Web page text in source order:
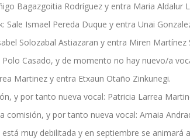
Bagazgoitia Rodríguez y entra Maria Aldalur
Sale Ismael Pereda Duque y entra Unai
Solozabal Astiazaran y entra Miren Martínez
Polo Casado, y de momento no hay nuevo/a
Martinez y entra Etxaun Otaño Zinkunegi.
y por tanto nueva vocal: Patricia Larrea
comisión, y por tanto nueva vocal: Amaia
está muy debilitada y en septiembre se